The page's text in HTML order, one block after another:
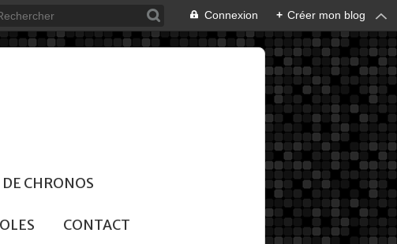
Connexion + Créer mon blog
CHRONOS
CONTACT